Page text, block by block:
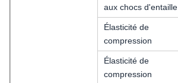
aux chocs d'entaille
Élasticité de
compression
Élasticité de
compression